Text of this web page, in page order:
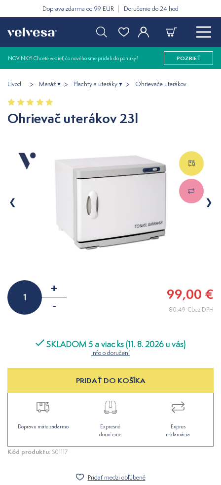
Doprava zdarma od 99 EUR Doručenie do 24 hod
NOVINKY! Chcete vedieť, čo nového sme pridali do ponuky? POZRIEŤ
Úvod Masáž Plachty a uteráky Ohrievače uterákov
Ohrievač uterákov 23l
+
-
99,00 €
80,49 €bez DPH
SKLADOM 5 a viac ks (11. 8. 2026 u vás)
Info o doručení
PRIDAŤ DO KOŠÍKA
Dopravu máte zadarmo
Expresné
doručenie
Expres
reklamácia
Kód produktu: S01117
Pridať medzi obľúbené